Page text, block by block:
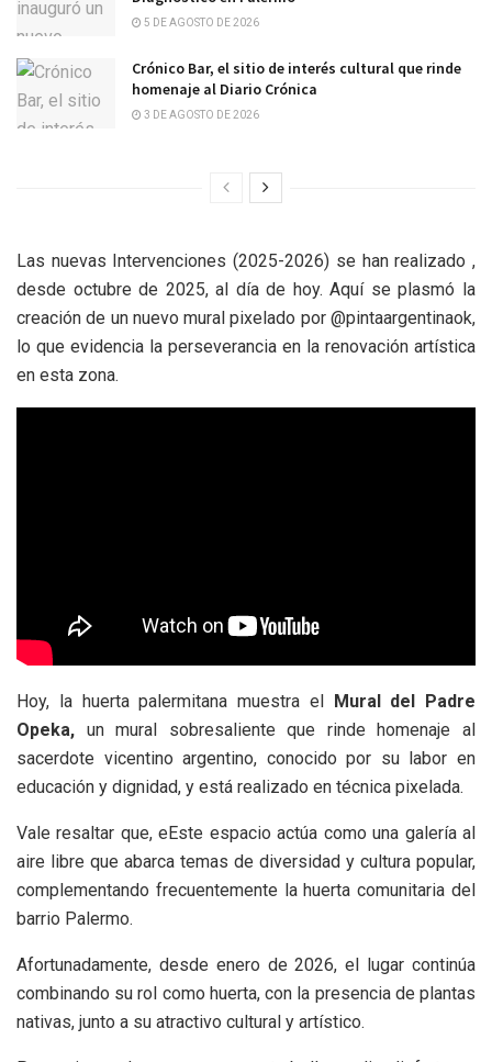
5 DE AGOSTO DE 2026
Crónico Bar, el sitio de interés cultural que rinde
homenaje al Diario Crónica
3 DE AGOSTO DE 2026
Las nuevas Intervenciones (2025-2026) se han realizado ,
desde octubre de 2025, al día de hoy. Aquí se plasmó la
creación de un nuevo mural pixelado por @pintaargentinaok,
lo que evidencia la perseverancia en la renovación artística
en esta zona.
Hoy, la huerta palermitana muestra el
Mural del Padre
Opeka, un mural sobresaliente que rinde homenaje al
sacerdote vicentino argentino, conocido por su labor en
educación y dignidad, y está realizado en técnica pixelada.
Vale resaltar que, eEste espacio actúa como una galería al
aire libre que abarca temas de diversidad y cultura popular,
complementando frecuentemente la huerta comunitaria del
barrio Palermo.
Afortunadamente, desde enero de 2026, el lugar continúa
combinando su rol como huerta, con la presencia de plantas
nativas, junto a su atractivo cultural y artístico.